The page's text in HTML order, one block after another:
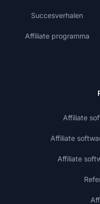
Succesverhalen
Affiliate programma
Affiliate
Affiliate
Affiliate